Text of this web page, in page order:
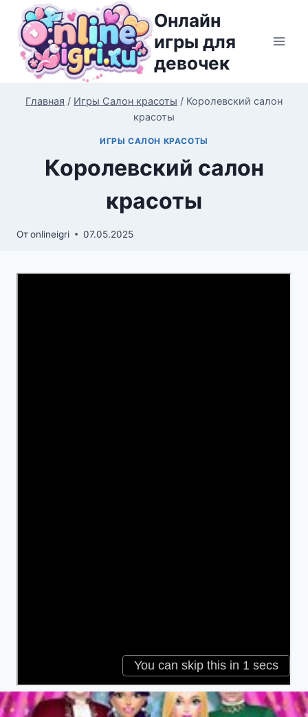
Перейти
содержимому
Онлайн
игры для
девочек
Главная / Игры Салон красоты / Королевский салон
красоты
ИГРЫ САЛОН КРАСОТЫ
Королевский салон
красоты
Отonlineigri 07.05.2025